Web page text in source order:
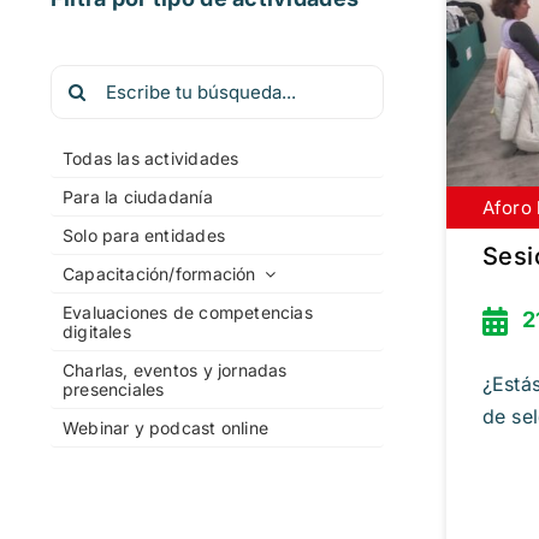
Buscar:
Todas las actividades
Para la ciudadanía
Solo para entidades
Capacitación/formación
Evaluaciones de competencias
digitales
Charlas, eventos y jornadas
presenciales
Webinar y podcast online
Aforo
de